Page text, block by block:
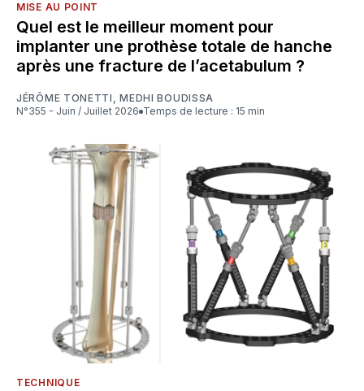
MISE AU POINT
Quel est le meilleur moment pour
implanter une prothèse totale de hanche
après une fracture de l’acetabulum ?
JÉRÔME TONETTI ,MEDHI BOUDISSA
N°355 - Juin / Juillet 2026
Temps de lecture : 15 min
TECHNIQUE